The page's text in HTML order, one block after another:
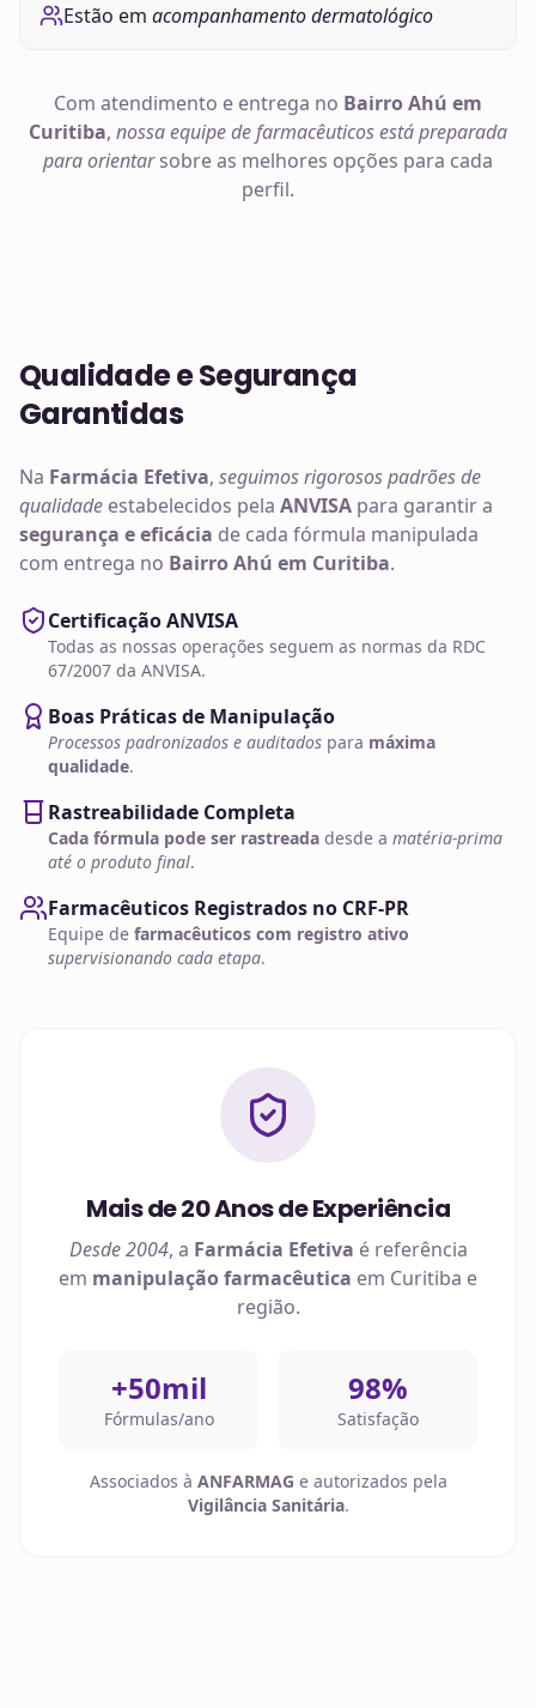
Estão em acompanhamento dermatológico
Com atendimento e entrega no Bairro Ahú em
Curitiba, nossa equipe de farmacêuticos está preparada
para orientarsobre as melhores opções para cada
perfil.
Qualidade e Segurança
Garantidas
Na Farmácia Efetiva, seguimos rigorosos padrões de
qualidade estabelecidos pela ANVISA para garantir a
segurança e eficácia de cada fórmula manipulada
com entrega no Bairro Ahú em Curitiba.
Certificação ANVISA
Todas as nossas operações seguem as normas da RDC
67/2007 da ANVISA.
Boas Práticas de Manipulação
Processos padronizados e auditados para máxima
qualidade.
Rastreabilidade Completa
Cada fórmula pode ser rastreada desde a matéria-prima
até o produto final.
Farmacêuticos Registrados no CRF-PR
Equipe de farmacêuticos com registro ativo
supervisionando cada etapa.
Mais de 20 Anos de Experiência
Desde 2004, a Farmácia Efetiva é referência
em manipulação farmacêutica em Curitiba e
região.
+50mil
Fórmulas/ano
98%
Satisfação
Associados à ANFARMAG e autorizados pela
Vigilância Sanitária.